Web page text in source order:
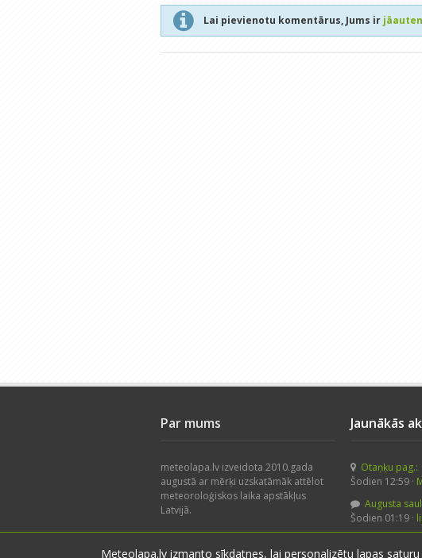
Lai pievienotu komentārus, Jums ir
Par mums
meteolapa.lv izveidota 2010.gada
augustā ar mērķi uzskatāmāk attēlot
meteoroloģiskos laika apstākļus
Latvijā.
laika apstākļu karti, datu arhīvu un
Jaunākās
Otaņķu pag.:
Šodien 12:59 ·
Augusta
Šodien 01:19 ·
Vakar 23:59 ·
Meteolapa.lv izmanto sīkdatnes, lai personalizētu lapas